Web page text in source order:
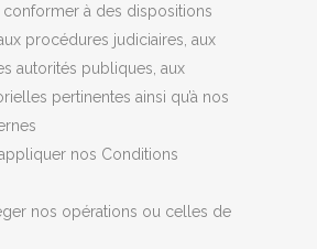
conformer à des dispositions
procédures judiciaires, aux
autorités publiques, aux
pertinentes ainsi qu’à nos
nos Conditions
nos opérations ou celles de